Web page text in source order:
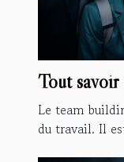
Tout
Le team
du travail. Il